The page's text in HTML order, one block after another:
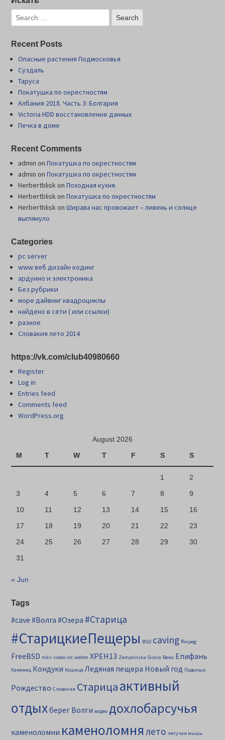
Recent Posts
Опасные растения Подмосковья
Суздаль
Таруса
Покатушка по окрестностям
Албания 2018. Часть 3: Болгария
Victoria HDD восстановление данных
Печка в доме
Recent Comments
admin onПокатушка по окрестностям
admin onПокатушка по окрестностям
HerbertbliskonПоходная кухня.
HerbertbliskonПокатушка по окрестностям
HerbertbliskonШиpава нас провожает – ливень и солнце
выглянуло
Categories
pc server
www веб дизайн кодинг
ардуино и электроника
Без рубрики
море дайвинг квадроциклы
найдено в сети ( или ссылки)
разное
Словакия лето 2014
https://vk.com/club40980660
Register
Log in
Entries feed
Comments feed
WordPress.org
August 2026
M
T W T F S S
1
2
3
4 5 6 7 8
9
10
11 12 13 14 15
16
17
18 19 20 21 22
23
24
25 26 27 28 29
30
31
« Jun
Tags
#cave #Волга #Озера #Старица
#СтарицкиеПещеры BSD caving ffmpeg
FreeBSD mkv video vlc webm XPEH13 Zemplinska Sirava Вена Епифань
Каменец Кондуки Кошице Ледяная пещера Новый год Подольск
Рождество Словакия Старицаактивный
отдыхберег Волги видео дохлобарсучья
каменоломни каменоломня лето летучая мышь